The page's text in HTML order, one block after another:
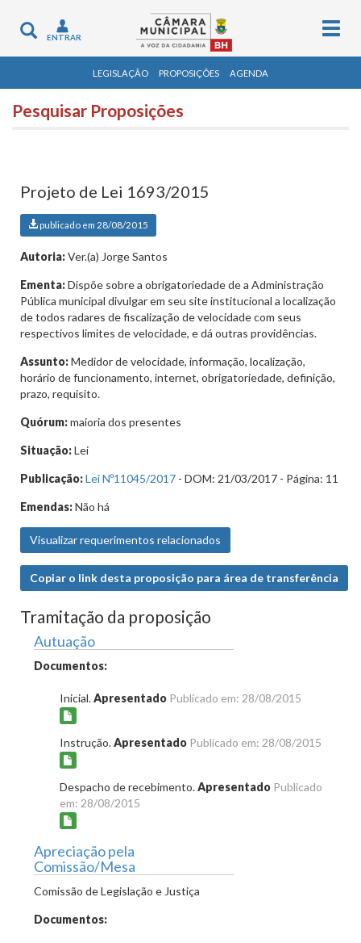
Toggle
navigation
ENTRAR
LEGISLAÇÃO PROPOSIÇÕES AGENDA
Pesquisar Proposições
Projeto de Lei 1693/2015
publicado em 28/08/2015
Autoria:Ver.(a) Jorge Santos
Ementa:Dispõe sobre a obrigatoriedade de a Administração
Pública municipal divulgar em seu site institucional a localização
de todos radares de fiscalização de velocidade com seus
respectivos limites de velocidade, e dá outras providências.
Assunto:Medidor de velocidade, informação, localização,
horário de funcionamento, internet, obrigatoriedade, definição,
prazo, requisito.
Quórum:maioria dos presentes
Situação:Lei
Publicação:Lei Nº11045/2017 - DOM: 21/03/2017 - Página: 11
Emendas:Não há
Visualizar requerimentos relacionados
Copiar o link desta proposição para área de transferência
Tramitação da proposição
Autuação
Documentos:
Inicial.Apresentado Publicado em: 28/08/2015
Instrução.Apresentado Publicado em: 28/08/2015
Despacho de recebimento.Apresentado Publicado
em: 28/08/2015
Apreciação pela
Comissão/Mesa
Comissão de Legislação e Justiça
Documentos: